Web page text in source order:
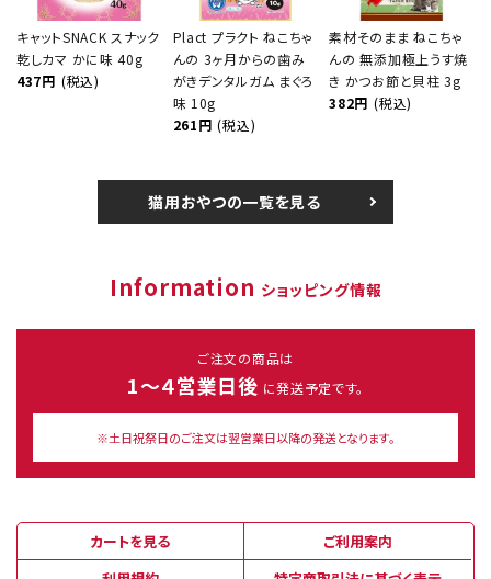
キャットSNACK スナック
乾しカマ かに味 40g
437円 (税込)
Plact プラクト ねこちゃ
んの 3ヶ月からの歯み
がきデンタルガム まぐろ
味 10g
261円 (税込)
素材そのまま ねこちゃ
んの 無添加極上うす焼
き かつお節と貝柱 3g
382円 (税込)
猫用おやつの一覧を見る
Information ショッピング情報
ご注文の商品は
1～４営業日後 に発送予定です。
※土日祝祭日のご注文は翌営業日以降の発送となります。
カートを見る
ご利用案内